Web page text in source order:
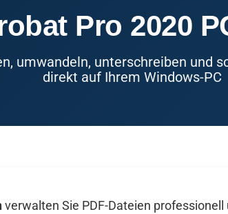
Pro 2020
umwandeln, unterschreiben und
direkt auf Ihrem Windows-PC
verwalten Sie PDF-Dateien